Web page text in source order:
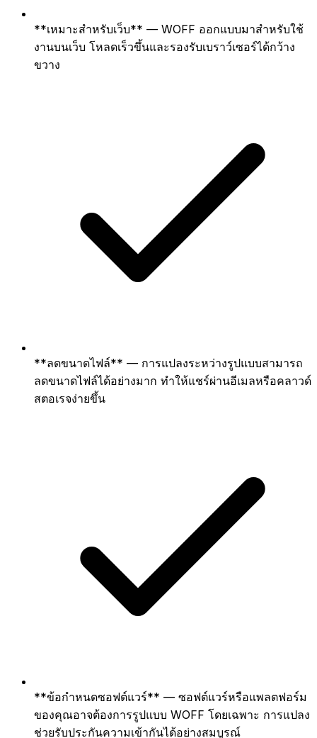
**เหมาะสำหรับเว็บ** — WOFF ออกแบบมาสำหรับใช้
งานบนเว็บ โหลดเร็วขึ้นและรองรับเบราว์เซอร์ได้กว้าง
ขวาง
**ลดขนาดไฟล์** — การแปลงระหว่างรูปแบบสามารถ
ลดขนาดไฟล์ได้อย่างมาก ทำให้แชร์ผ่านอีเมลหรือคลาวด์
สตอเรจง่ายขึ้น
**ข้อกำหนดซอฟต์แวร์** — ซอฟต์แวร์หรือแพลตฟอร์ม
ของคุณอาจต้องการรูปแบบ WOFF โดยเฉพาะ การแปลง
ช่วยรับประกันความเข้ากันได้อย่างสมบูรณ์